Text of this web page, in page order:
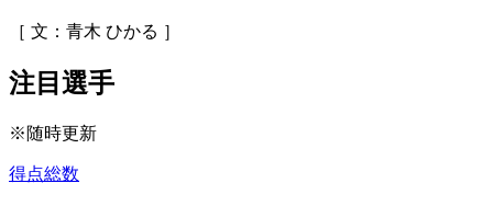
［ 文：青木 ひかる ］
注目選手
※随時更新
得点総数